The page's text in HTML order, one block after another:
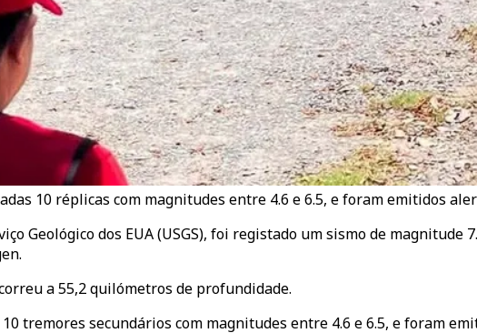
10 réplicas com magnitudes entre 4.6 e 6.5, e foram emitidos
Geológico dos EUA (USGS), foi registado um sismo de
a 55,2 quilómetros de profundidade.
tremores secundários com magnitudes entre 4.6 e 6.5, e foram